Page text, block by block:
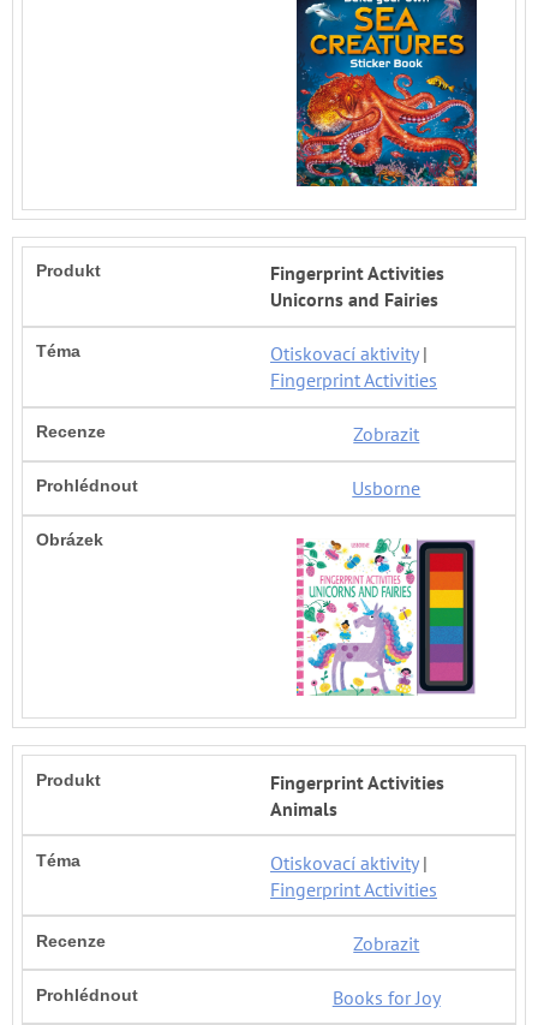
Fingerprint Activities
Unicorns and Fairies
Otiskovací aktivity|
Fingerprint Activities
Zobrazit
Usborne
Fingerprint Activities
Animals
Otiskovací aktivity|
Fingerprint Activities
Zobrazit
Books for Joy